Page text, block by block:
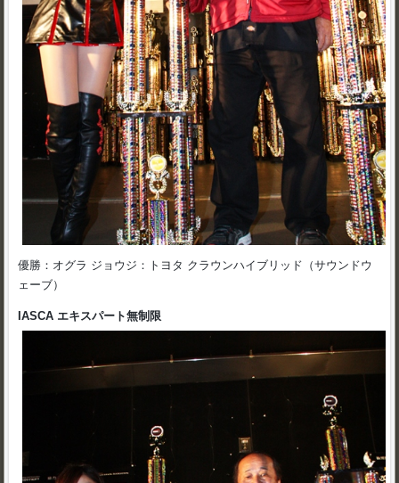
優勝：オグラ ジョウジ：トヨタ クラウンハイブリッド（サウンドウ
ェーブ）
IASCA エキスパート無制限